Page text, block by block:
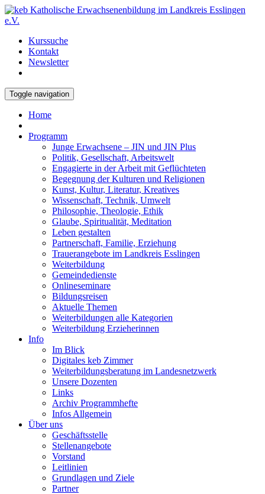
Kurssuche
Kontakt
Newsletter
Toggle navigation
Home
Programm
Junge Erwachsene – JIN und JIN Plus
Politik, Gesellschaft, Arbeitswelt
Engagierte in der Arbeit mit Geflüchteten
Begegnung der Kulturen und Religionen
Kunst, Kultur, Literatur, Kreatives
Wissenschaft, Technik, Umwelt
Philosophie, Theologie, Ethik
Glaube, Spiritualität, Meditation
Leben gestalten
Partnerschaft, Familie, Erziehung
Trauerangebote im Landkreis Esslingen
Weiterbildung
Gemeindedienste
Onlineseminare
Bildungsreisen
Aktuelle Themen
Weiterbildungen alle Kategorien
Weiterbildung Erzieherinnen
Info
Im Blick
Digitales keb Zimmer
Weiterbildungsberatung im Landesnetzwerk
Unsere Dozenten
Links
Archiv Programmhefte
Infos Allgemein
Über uns
Geschäftsstelle
Stellenangebote
Vorstand
Leitlinien
Grundlagen und Ziele
Partner